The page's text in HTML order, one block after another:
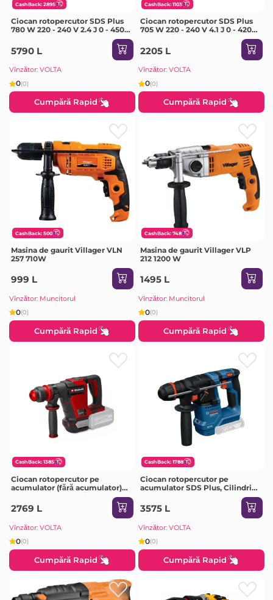
CashBack: 2895
Ciocan rotopercutor SDS Plus
780 W 220 - 240 V 2.4 J 0 - 4500
5790 L
Vînzător: VOLTA
0(0)
Cumpără Rapid
CashBack: 1103
Ciocan rotopercutor SDS Plus
705 W 220 - 240 V 4.1 J 0 - 4200
2205 L
Vînzător: VOLTA
0(0)
Cumpără Rapid
CashBack: 500
Masina de gaurit Villager VLN
257 710W
999 L
Vînzător: Muncitorul
0(0)
Cumpără Rapid
CashBack: 748
Masina de gaurit Villager VLP
212 1200 W
1495 L
Vînzător: Muncitorul
0(0)
Cumpără Rapid
CashBack: 1385
Ciocan rotopercutor pe
acumulator (fără acumulator)
SDS Plus TP-DH 18/4 Li BL 18 V
4 J 0 - 4600 percuții/min Einhell
2769 L
Vînzător: VOLTA
0(0)
Cumpără Rapid
CashBack: 1788
Ciocan rotopercutor pe
acumulator SDS Plus, Cilindric,
Hexagonal GBH 18V-18 X 18 V
1.5 J 0 - 5000 percuții/min Bosch
3575 L
Vînzător: VOLTA
0(0)
Cumpără Rapid